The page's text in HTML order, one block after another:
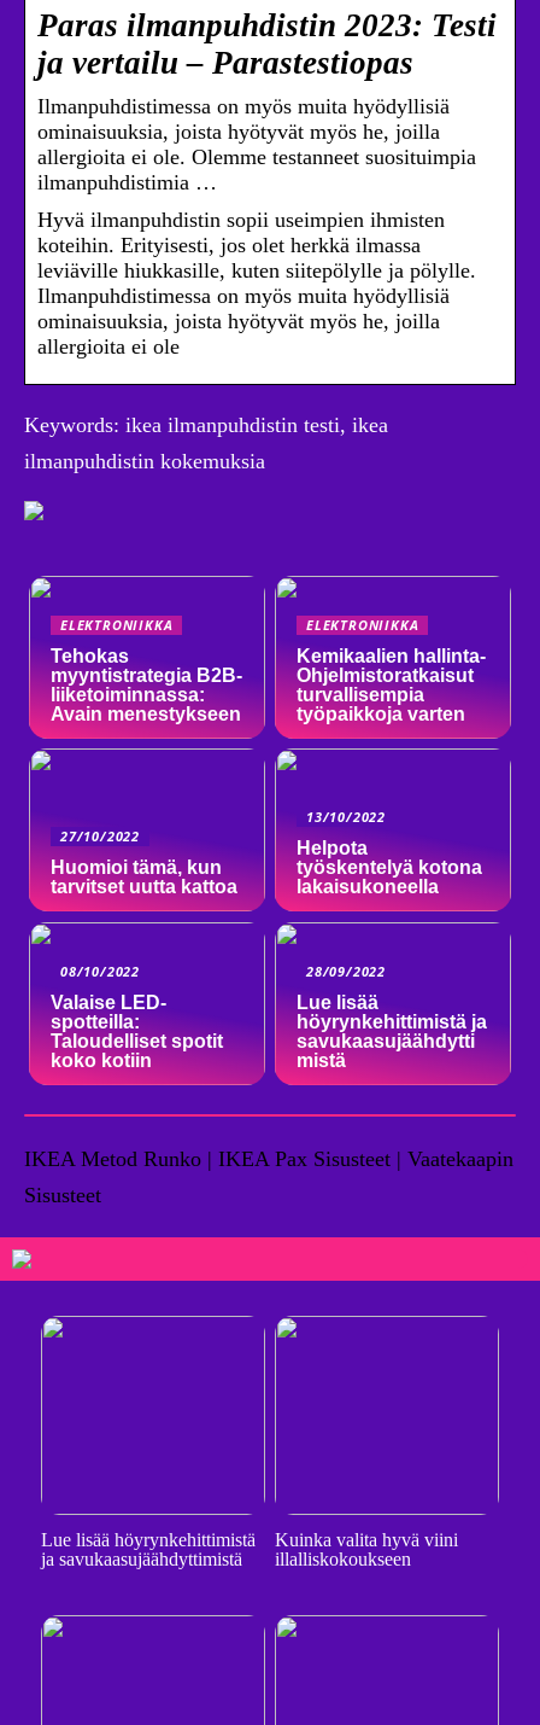
Paras ilmanpuhdistin 2023: Testi
ja vertailu – Parastestiopas
Ilmanpuhdistimessa on myös muita hyödyllisiä
ominaisuuksia, joista hyötyvät myös he, joilla
allergioita ei ole. Olemme testanneet suosituimpia
ilmanpuhdistimia …
Hyvä ilmanpuhdistin sopii useimpien ihmisten
koteihin. Erityisesti, jos olet herkkä ilmassa
leviäville hiukkasille, kuten siitepölylle ja pölylle.
Ilmanpuhdistimessa on myös muita hyödyllisiä
ominaisuuksia, joista hyötyvät myös he, joilla
allergioita ei ole
Keywords: ikea ilmanpuhdistin testi, ikea
ilmanpuhdistin kokemuksia
ELEKTRONIIKKA
Tehokas
myyntistrategia B2B-
liiketoiminnassa:
Avain menestykseen
ELEKTRONIIKKA
Kemikaalien hallinta-
Ohjelmistoratkaisut
turvallisempia
työpaikkoja varten
27/10/2022
Huomioi tämä, kun
tarvitset uutta kattoa
13/10/2022
Helpota
työskentelyä kotona
lakaisukoneella
08/10/2022
Valaise LED-
spotteilla:
Taloudelliset spotit
koko kotiin
28/09/2022
Lue lisää
höyrynkehittimistä ja
savukaasujäähdytti
mistä
IKEA Metod Runko | IKEA Pax Sisusteet | Vaatekaapin
Sisusteet
Lue lisää höyrynkehittimistä
ja savukaasujäähdyttimistä
Kuinka valita hyvä viini
illalliskokoukseen